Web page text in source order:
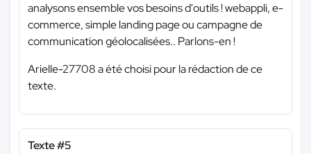
analysons ensemble vos besoins d'outils ! webappli, e-
commerce, simple landing page ou campagne de
communication géolocalisées.. Parlons-en !
Arielle-27708 a été choisi pour la rédaction de ce
texte.
Texte #5